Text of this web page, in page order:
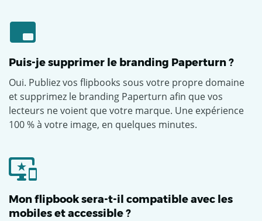
Puis-je supprimer le branding Paperturn ?
Oui. Publiez vos flipbooks sous votre propre domaine
et supprimez le branding Paperturn afin que vos
lecteurs ne voient que votre marque. Une expérience
100 % à votre image, en quelques minutes.
Mon flipbook sera-t-il compatible avec les
mobiles et accessible ?